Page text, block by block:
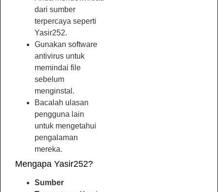
dari sumber
terpercaya seperti
Yasir252.
Gunakan software
antivirus untuk
memindai file
sebelum
menginstal.
Bacalah ulasan
pengguna lain
untuk mengetahui
pengalaman
mereka.
Mengapa Yasir252?
Sumber